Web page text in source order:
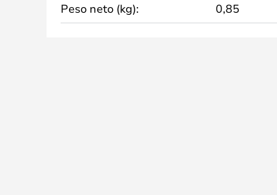
Peso neto (kg):
0,85